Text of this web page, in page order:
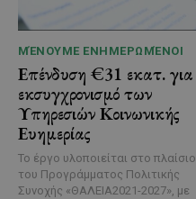
ΜΈΝΟΥΜΕ ΕΝΗΜΕΡΩΜΈΝΟΙ
Επένδυση €31 εκατ. για
εκσυγχρονισμό των
Υπηρεσιών Κοινωνικής
Ευημερίας
Το έργο υλοποιείται στο πλαίσιο
του Προγράμματος Πολιτικής
Συνοχής «ΘΑΛΕΙΑ2021-2027», με